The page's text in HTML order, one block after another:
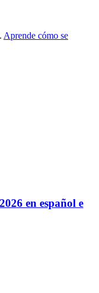
Aprende cómo se
en español e